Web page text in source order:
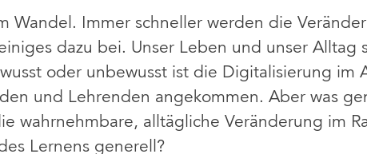
Wandel. Immer schneller werden die
dazu bei. Unser Leben und unser Alltag
oder unbewusst ist die Digitalisierung im
und Lehrenden angekommen. Aber was
wahrnehmbare, alltägliche Veränderung im
Lernens generell?